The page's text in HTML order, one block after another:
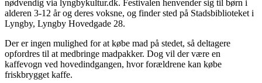
nødvendig via lyngbykultur.dk. Festivalen henvender sig til børn i
alderen 3-12 år og deres voksne, og finder sted på Stadsbiblioteket i
Lyngby, Lyngby Hovedgade 28.
Der er ingen mulighed for at købe mad på stedet, så deltagere
opfordres til at medbringe madpakker. Dog vil der være en
kaffevogn ved hovedindgangen, hvor forældrene kan købe
friskbrygget kaffe.